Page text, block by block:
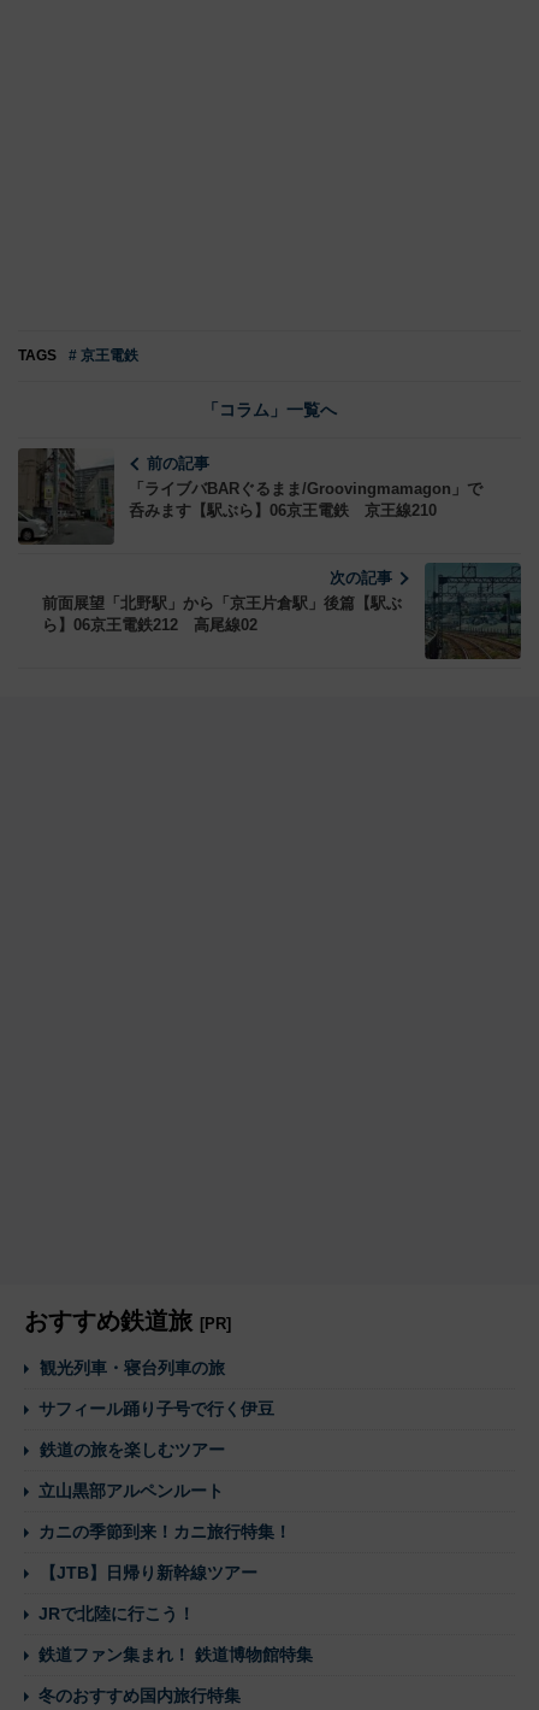
TAGS # 京王電鉄
「コラム」一覧へ
前の記事
「ライブバBARぐるまま/Groovingmamagon」で
呑みます【駅ぶら】06京王電鉄 京王線210
次の記事
前面展望「北野駅」から「京王片倉駅」後篇【駅ぶ
ら】06京王電鉄212 高尾線02
おすすめ鉄道旅 [PR]
観光列車・寝台列車の旅
サフィール踊り子号で行く伊豆
鉄道の旅を楽しむツアー
立山黒部アルペンルート
カニの季節到来！カニ旅行特集！
【JTB】日帰り新幹線ツアー
JRで北陸に行こう！
鉄道ファン集まれ！ 鉄道博物館特集
冬のおすすめ国内旅行特集